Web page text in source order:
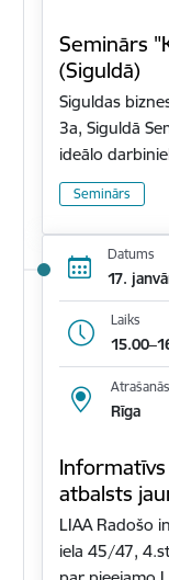
Seminārs
(Siguldā)
Siguldas
3a, Siguldā
ideālo
Seminārs
Datums
17.
Laiks
Rīga
atbalsts
LIAA Radošo
iela 45/47,